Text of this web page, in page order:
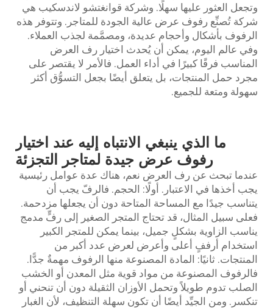
وتجعل العثور عليها سهلًا. وشركة قوانغتشو لاندسكيب هي
شركة تُصنِّع رفوف عرض عالية الجودة للمتاجر. وتتوفر هذه
الرفوف بأشكال وأحجام عديدة، ومصمَّمة لجذب العملاء.
وفي عالم اليوم، يمكن أن يُحدث اختيار رف العرض
المناسب فرقًا كبيرًا في أداء العمل. فالأمر لا يقتصر على
مجرد حمل المنتجات، بل يتعلق أيضًا بجعل التسوُّق أكثر
سهولة ومتعة للجميع.
ما الذي ينبغي الانتباه إليه عند اختيار
رفوف عرض جيدة لمتاجر التجزئة
عندما تبحث عنرف العرض نعم، هناك عدة عوامل رئيسية
يجب أخذها في الاعتبار. أولًا: الحجم. فالرفّ يجب أن
يتناسب جيدًا مع المساحة المتاحة دون أن يجعلها مزدحمة.
فعلى سبيل المثال، قد تحتاج المتجر الصغير إلى رفٍّ مدمج
يناسب الزاوية بشكلٍ جميل، بينما يمكن للمتجر الكبير
استخدام أرففٍ أعلى وأعرض لعرض عدد أكبر من
المنتجات. ثانيًا: المادة المصنوعة منها الرفوف مهمةٌ جدًّا.
فالرفوف المصنوعة من مواد قوية مثل المعدن أو الخشب
الصلب تدوم طويلاً وتحمل الأوزان الثقيلة دون أن تنحني أو
تنكسر. ومن الجيِّد أيضًا أن تكون سهلة التنظيف، لأن الغبار